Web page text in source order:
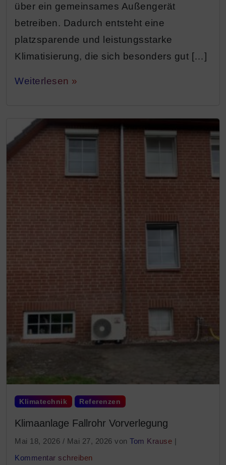
über ein gemeinsames Außengerät
betreiben. Dadurch entsteht eine
platzsparende und leistungsstarke
Klimatisierung, die sich besonders gut […]
Weiterlesen »
Klimatechnik Referenzen
Klimaanlage Fallrohr Vorverlegung
Mai 18, 2026 / Mai 27, 2026 von Tom Krause
Kommentar schreiben